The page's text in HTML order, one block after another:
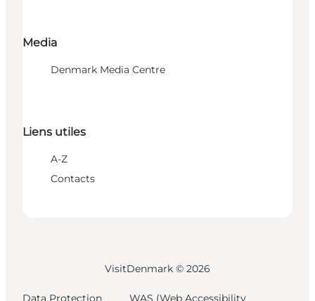
Media
Denmark Media Centre
Liens utiles
A-Z
Contacts
VisitDenmark © 2026
Data Protection WAS (Web Accessibility